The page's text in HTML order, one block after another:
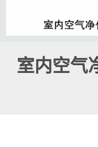
室内空气